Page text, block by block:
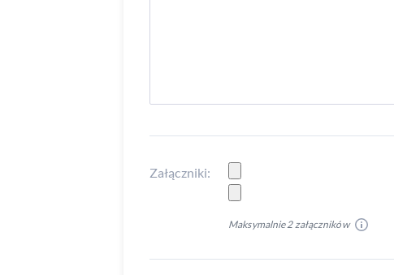
Załączniki:
Maksymalnie 2 załączników